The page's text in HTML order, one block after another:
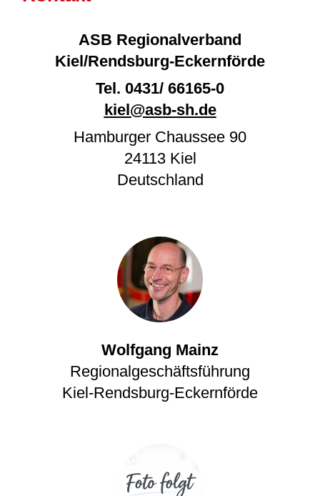
ASB Regionalverband
Kiel/Rendsburg-Eckernförde
Tel. 0431/ 66165-0
kiel@asb-sh.de
Hamburger Chaussee 90
24113 Kiel
Deutschland
Wolfgang Mainz
Regionalgeschäftsführung
Kiel-Rendsburg-Eckernförde